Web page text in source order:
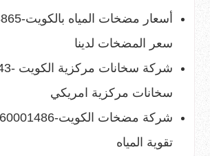
سعر المضخات لدينا
سخانات مركزية امريكي
تقوية المياه